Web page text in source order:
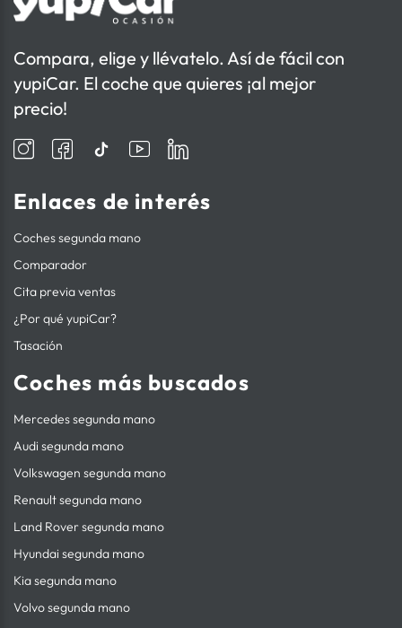
Compara, elige y llévatelo. Así de fácil con
yupiCar. El coche que quieres ¡al mejor
precio!
Enlaces de interés
Coches segunda mano
Comparador
Cita previa ventas
¿Por qué yupiCar?
Tasación
Coches más buscados
Mercedes segunda mano
Audi segunda mano
Volkswagen segunda mano
Renault segunda mano
Land Rover segunda mano
Hyundai segunda mano
Kia segunda mano
Volvo segunda mano